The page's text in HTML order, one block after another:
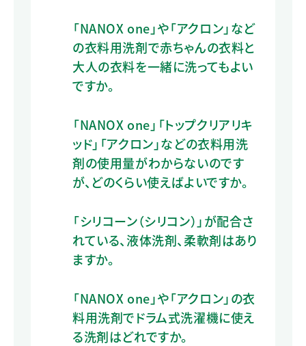
「NANOX one」や「アクロン」など
の衣料用洗剤で赤ちゃんの衣料と
大人の衣料を一緒に洗ってもよい
ですか。
「NANOX one」「トップクリアリキ
ッド」「アクロン」などの衣料用洗
剤の使用量がわからないのです
が、どのくらい使えばよいですか。
「シリコーン（シリコン）」が配合さ
れている、液体洗剤、柔軟剤はあり
ますか。
「NANOX one」や「アクロン」の衣
料用洗剤でドラム式洗濯機に使え
る洗剤はどれですか。